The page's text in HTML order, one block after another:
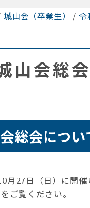
城山会（卒業生） / 令
山会総
総会につい
27日（日）に開催
ご覧ください。